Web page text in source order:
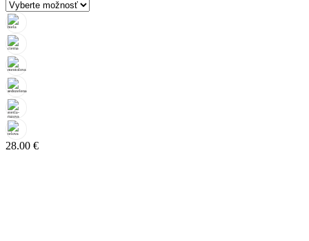
28.00 €